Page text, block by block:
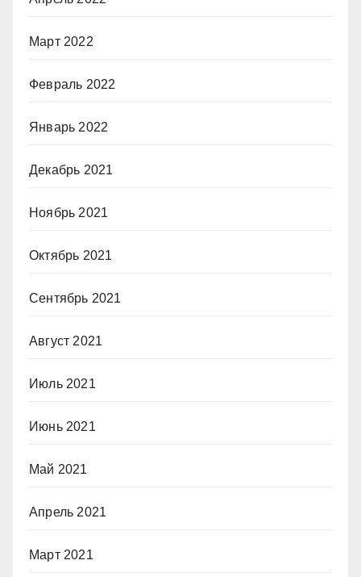
Март 2022
Февраль 2022
Январь 2022
Декабрь 2021
Ноябрь 2021
Октябрь 2021
Сентябрь 2021
Август 2021
Июль 2021
Июнь 2021
Май 2021
Апрель 2021
Март 2021